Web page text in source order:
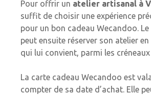
Pour offrir un atelier artisanal à
suffit de choisir une expérience
pour un bon cadeau Wecandoo.
peut ensuite réserver son atelier
qui lui convient, parmi les
La carte cadeau Wecandoo est
compter de sa date d’achat. Elle